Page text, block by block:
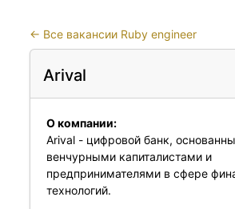
← Все вакансии Ruby engineer
Arival
О компании:
Arival - цифровой банк,
венчурными капиталистами и
предпринимателями в сфере
технологий.